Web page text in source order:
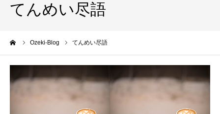
てんめい尽語
Ozeki-Blog てんめい尽語